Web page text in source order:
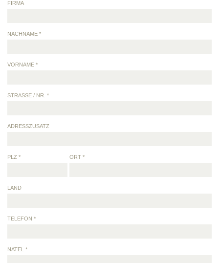
FIRMA
NACHNAME *
VORNAME *
STRASSE / NR. *
ADRESSZUSATZ
PLZ * ORT *
LAND
TELEFON *
NATEL *